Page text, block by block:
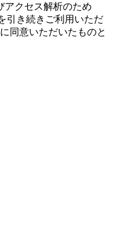
アクセス解析のため
引き続きご利用いただ
に同意いただいたものと